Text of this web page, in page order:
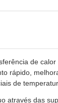
de
rápido,
de
através das